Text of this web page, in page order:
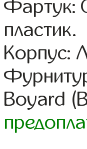
Фартук:
пластик.
Корпус:
Boyard